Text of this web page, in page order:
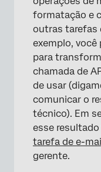
formatação e
outras tarefas
exemplo, você
para
chamada de
de usar
comunicar o
técnico). Em
esse
tarefa de e-
gerente.